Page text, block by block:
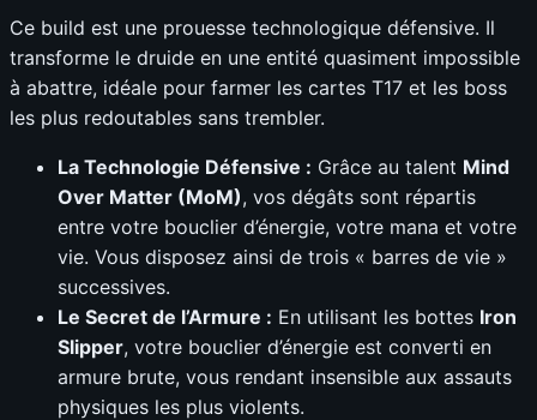
Ce build est une prouesse technologique défensive. Il
transforme le druide en une entité quasiment impossible
à abattre, idéale pour farmer les cartes T17 et les boss
les plus redoutables sans trembler.
La Technologie Défensive : Grâce au talent Mind
Over Matter (MoM), vos dégâts sont répartis
entre votre bouclier d’énergie, votre mana et votre
vie. Vous disposez ainsi de trois « barres de vie »
successives.
Le Secret de l’Armure : En utilisant les bottes Iron
Slipper, votre bouclier d’énergie est converti en
armure brute, vous rendant insensible aux assauts
physiques les plus violents.